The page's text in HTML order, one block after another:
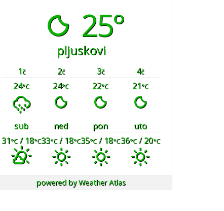
25°
pljuskovi
1č 2č 3č 4č
24°C 24°C 22°C 21°C
sub ned pon
uto
31°C/ 18°C33°C/ 18°C35°C/ 18°C36°C/ 20°C
powered byWeather Atlas